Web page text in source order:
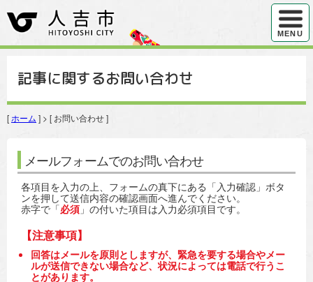
ハンバ
MENU
記事に関するお問い合わせ
[ ホーム ] > [ お問い合わせ ]
メールフォームでのお問い合わせ
各項目を入力の上、フォームの真下にある「入力確認」ボタ
ンを押して送信内容の確認画面へ進んでください。
赤字で「必須 」の付いた項目は入力必須項目です。
【注意事項】
回答はメールを原則としますが、緊急を要する場合やメー
ルが送信できない場合など、状況によっては電話で行うこ
とがあります。